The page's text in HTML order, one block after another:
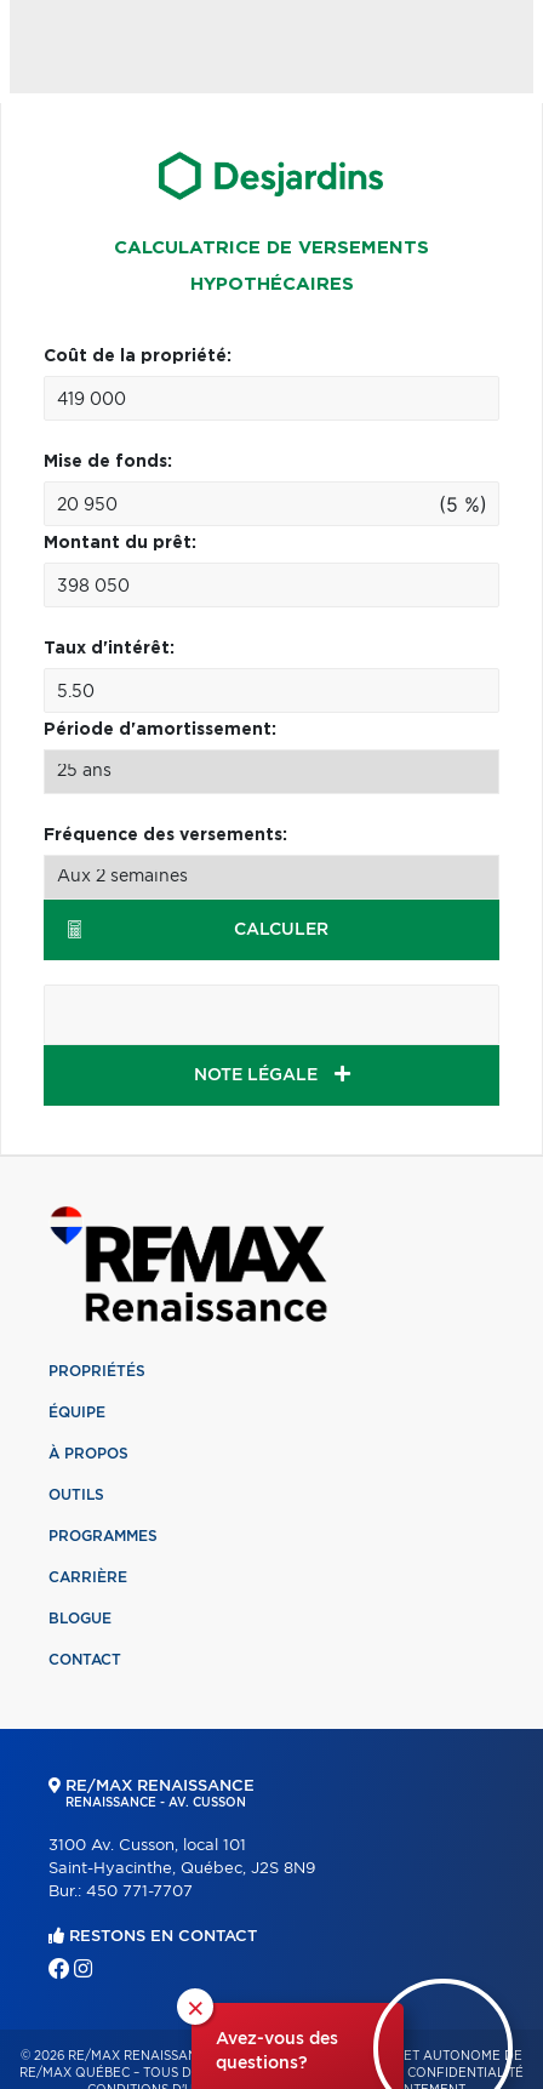
CALCULATRICE DE VERSEMENTS
HYPOTHÉCAIRES
Coût de la propriété:
Mise de fonds:
(5 %)
Montant du prêt:
Taux d'intérêt:
Période d'amortissement:
Fréquence des versements:
CALCULER
NOTE LÉGALE
×
Avez-vous des
questions?
PROPRIÉTÉS
ÉQUIPE
À PROPOS
OUTILS
PROGRAMMES
CARRIÈRE
BLOGUE
CONTACT
RE/MAX RENAISSANCE
RENAISSANCE - AV. CUSSON
3100 Av. Cusson, local 101
Saint-Hyacinthe, Québec, J2S 8N9
Bur.: 450 771-7707
RESTONS EN CONTACT
© 2026 RE/MAX RENAISSANCE – FRANCHISÉ INDÉPENDANT ET AUTONOME DE
RE/MAX QUÉBEC – TOUS DROITS RÉSERVÉS -
POLITIQUE DE CONFIDENTIALITÉ